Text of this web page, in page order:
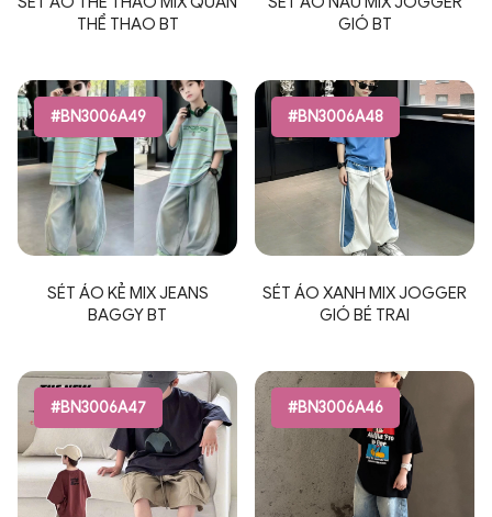
THỂ THAO BT
GIÓ BT
#BN3006A49
SÉT ÁO KẺ MIX JEANS
BAGGY BT
#BN3006A48
SÉT ÁO XANH MIX JOGGER
GIÓ BÉ TRAI
#BN3006A47 #BN3006A46